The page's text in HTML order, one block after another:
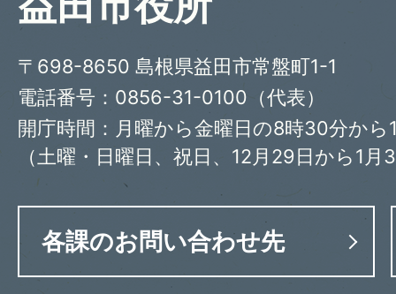
〒698-8650 島根県益田市常盤町1-1
電話番号：0856-31-0100（代表）
開庁時間：月曜から金曜日の8時30分から
（土曜・日曜日、祝日、12月29日から1月
各課のお問い合わせ先